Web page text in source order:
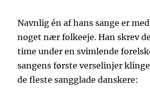
Navnlig én af hans sange er
noget nær folkeeje. Han skrev
time under en svimlende
sangens første verselinjer
de fleste sangglade danskere: